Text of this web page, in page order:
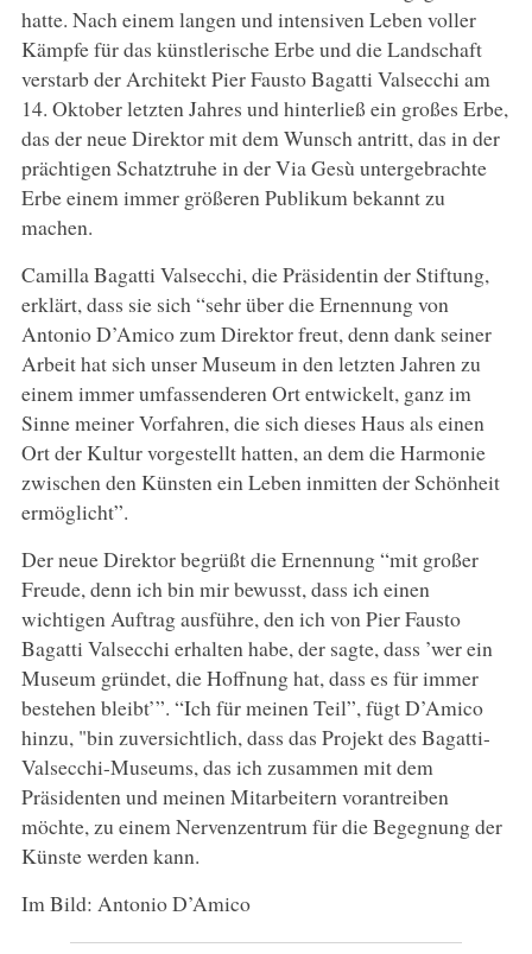
hatte. Nach einem langen und intensiven Leben voller
Kämpfe für das künstlerische Erbe und die Landschaft
verstarb der Architekt Pier Fausto Bagatti Valsecchi am
14. Oktober letzten Jahres und hinterließ ein großes Erbe,
das der neue Direktor mit dem Wunsch antritt, das in der
prächtigen Schatztruhe in der Via Gesù untergebrachte
Erbe einem immer größeren Publikum bekannt zu
machen.
Camilla Bagatti Valsecchi, die Präsidentin der Stiftung,
erklärt, dass sie sich “sehr über die Ernennung von
Antonio D’Amico zum Direktor freut, denn dank seiner
Arbeit hat sich unser Museum in den letzten Jahren zu
einem immer umfassenderen Ort entwickelt, ganz im
Sinne meiner Vorfahren, die sich dieses Haus als einen
Ort der Kultur vorgestellt hatten, an dem die Harmonie
zwischen den Künsten ein Leben inmitten der Schönheit
ermöglicht”.
Der neue Direktor begrüßt die Ernennung “mit großer
Freude, denn ich bin mir bewusst, dass ich einen
wichtigen Auftrag ausführe, den ich von Pier Fausto
Bagatti Valsecchi erhalten habe, der sagte, dass ’wer ein
Museum gründet, die Hoffnung hat, dass es für immer
bestehen bleibt’”. “Ich für meinen Teil”, fügt D’Amico
hinzu, "bin zuversichtlich, dass das Projekt des Bagatti-
Valsecchi-Museums, das ich zusammen mit dem
Präsidenten und meinen Mitarbeitern vorantreiben
möchte, zu einem Nervenzentrum für die Begegnung der
Künste werden kann.
Im Bild: Antonio D’Amico